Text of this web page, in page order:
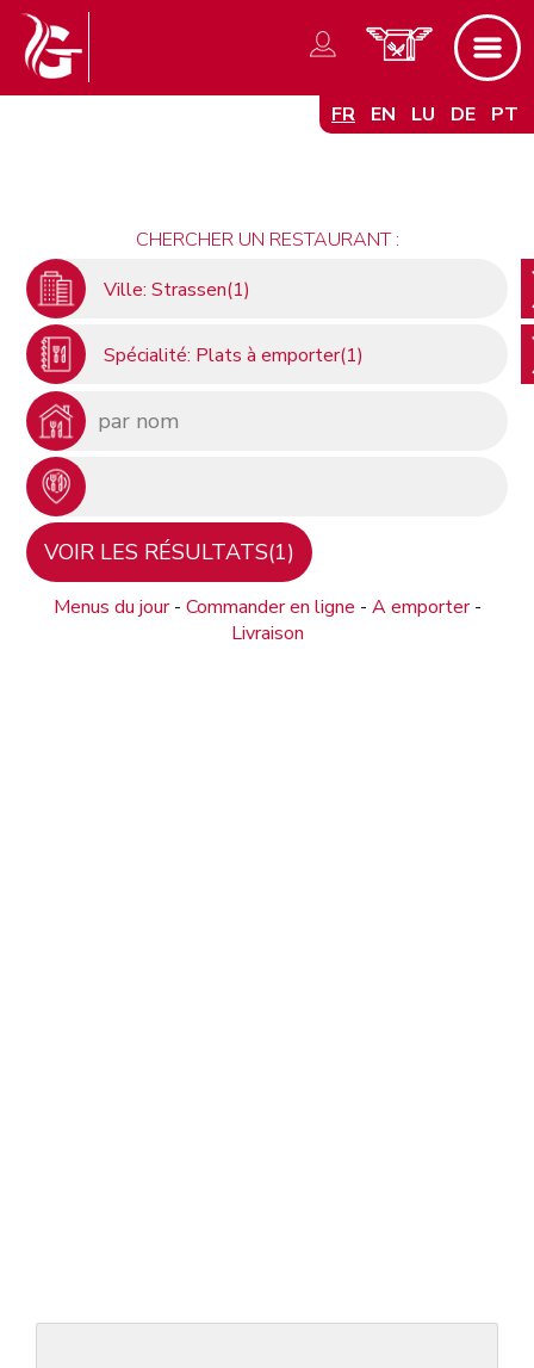
FR EN LU DE PT
CHERCHER UN RESTAURANT :
Ville: Strassen(1)
Spécialité: Plats à emporter(1)
Menus du jour- Commander en ligne - A emporter-
Livraison